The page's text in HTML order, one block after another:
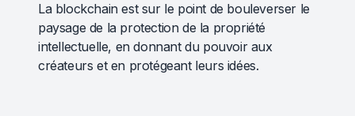
La blockchain est sur le point de bouleverser le
paysage de la protection de la propriété
intellectuelle, en donnant du pouvoir aux
créateurs et en protégeant leurs idées.